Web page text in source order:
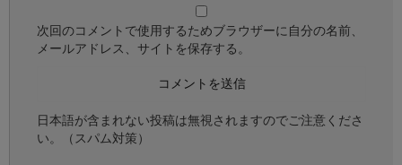
次回のコメントで使用するためブラウザーに自分の名前、
メールアドレス、サイトを保存する。
日本語が含まれない投稿は無視されますのでご注意くださ
い。（スパム対策）